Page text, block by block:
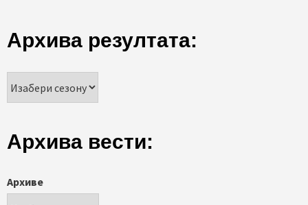
Архива резултата:
Архива вести:
Архиве